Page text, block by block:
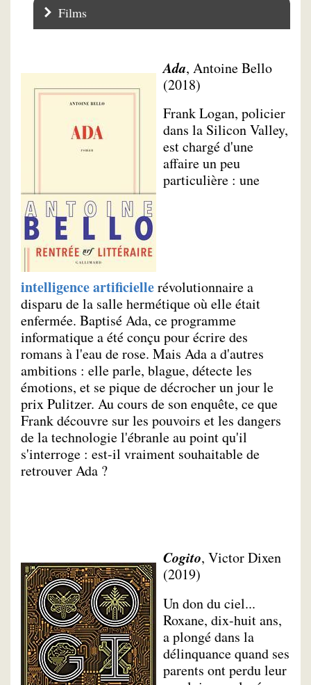
Films
Ada, Antoine Bello
(2018)
Frank Logan, policier
dans la Silicon Valley,
est chargé d'une
affaire un peu
particulière : une
intelligence artificiellerévolutionnaire a
disparu de la salle hermétique où elle était
enfermée. Baptisé Ada, ce programme
informatique a été conçu pour écrire des
romans à l'eau de rose. Mais Ada a d'autres
ambitions : elle parle, blague, détecte les
émotions, et se pique de décrocher un jour le
prix Pulitzer. Au cours de son enquête, ce que
Frank découvre sur les pouvoirs et les dangers
de la technologie l'ébranle au point qu'il
s'interroge : est-il vraiment souhaitable de
retrouver Ada ?
Cogito, Victor Dixen
(2019)
Un don du ciel...
Roxane, dix-huit ans,
a plongé dans la
délinquance quand ses
parents ont perdu leur